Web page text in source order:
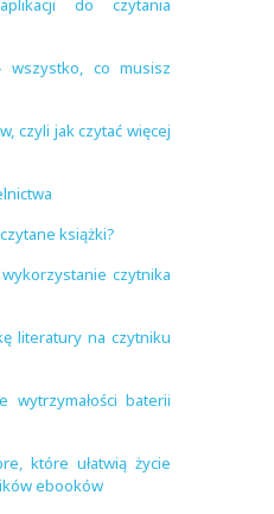
do czytania
co musisz
czyli jak czytać więcej
książki?
czytnika
literatury na czytniku
baterii
które ułatwią życie
ebooków